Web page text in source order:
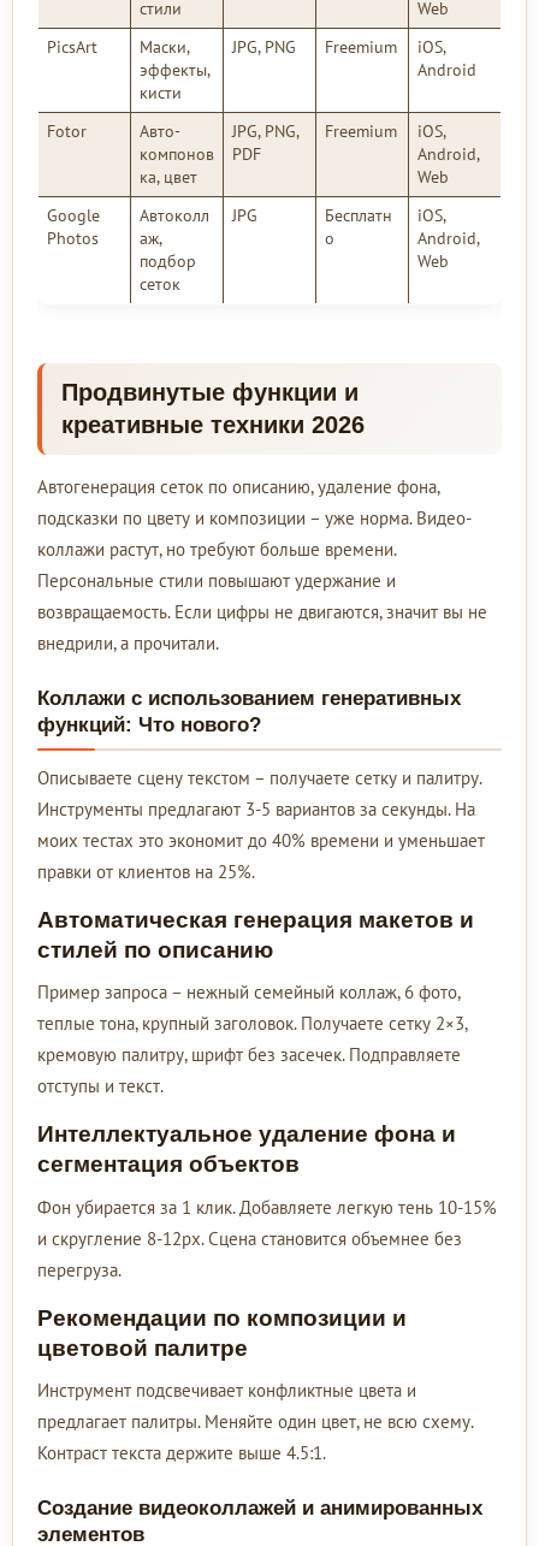
стили
Web
PicsArt
Маски,
эффекты,
кисти
JPG, PNG Freemium
iOS,
Android
Fotor
Авто-
компонов
ка, цвет
JPG, PNG,
PDF
Freemium
iOS,
Android,
Web
Google
Photos
Автоколл
аж,
подбор
сеток
JPG
Бесплатн
о
iOS,
Android,
Web
Продвинутые функции и
креативные техники 2026
Автогенерация сеток по описанию, удаление фона,
подсказки по цвету и композиции – уже норма. Видео-
коллажи растут, но требуют больше времени.
Персональные стили повышают удержание и
возвращаемость. Если цифры не двигаются, значит вы не
внедрили, а прочитали.
Коллажи с использованием генеративных
функций: Что нового?
Описываете сцену текстом – получаете сетку и палитру.
Инструменты предлагают 3-5 вариантов за секунды. На
моих тестах это экономит до 40% времени и уменьшает
правки от клиентов на 25%.
Автоматическая генерация макетов и
стилей по описанию
Пример запроса – нежный семейный коллаж, 6 фото,
теплые тона, крупный заголовок. Получаете сетку 2×3,
кремовую палитру, шрифт без засечек. Подправляете
отступы и текст.
Интеллектуальное удаление фона и
сегментация объектов
Фон убирается за 1 клик. Добавляете легкую тень 10-15%
и скругление 8-12px. Сцена становится объемнее без
перегруза.
Рекомендации по композиции и
цветовой палитре
Инструмент подсвечивает конфликтные цвета и
предлагает палитры. Меняйте один цвет, не всю схему.
Контраст текста держите выше 4.5:1.
Создание видеоколлажей и анимированных
элементов